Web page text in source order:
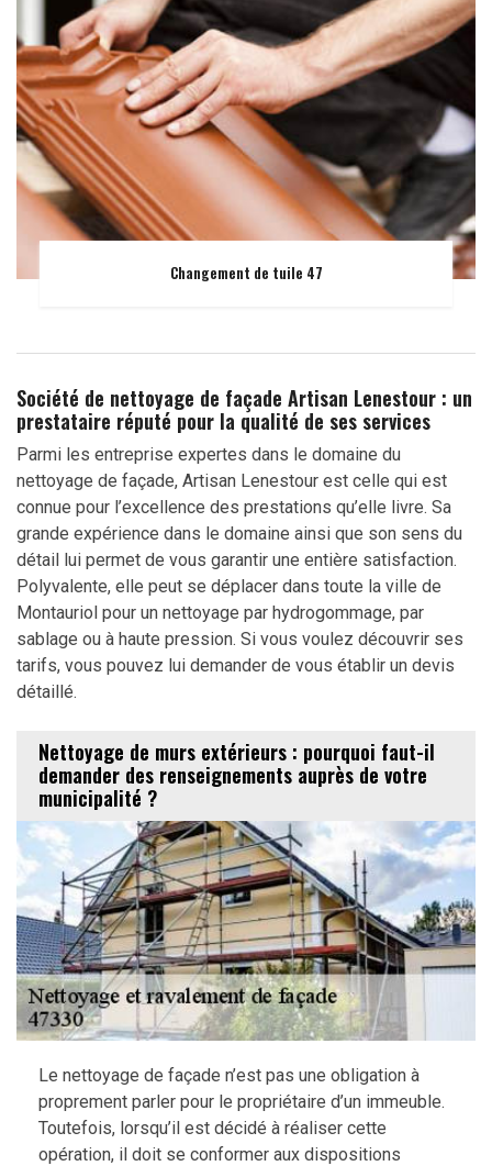
Changement de tuile 47
Société de nettoyage de façade Artisan Lenestour : un
prestataire réputé pour la qualité de ses services
Parmi les entreprise expertes dans le domaine du
nettoyage de façade, Artisan Lenestour est celle qui est
connue pour l’excellence des prestations qu’elle livre. Sa
grande expérience dans le domaine ainsi que son sens du
détail lui permet de vous garantir une entière satisfaction.
Polyvalente, elle peut se déplacer dans toute la ville de
Montauriol pour un nettoyage par hydrogommage, par
sablage ou à haute pression. Si vous voulez découvrir ses
tarifs, vous pouvez lui demander de vous établir un devis
détaillé.
Nettoyage de murs extérieurs : pourquoi faut-il
demander des renseignements auprès de votre
municipalité ?
Le nettoyage de façade n’est pas une obligation à
proprement parler pour le propriétaire d’un immeuble.
Toutefois, lorsqu’il est décidé à réaliser cette
opération, il doit se conformer aux dispositions